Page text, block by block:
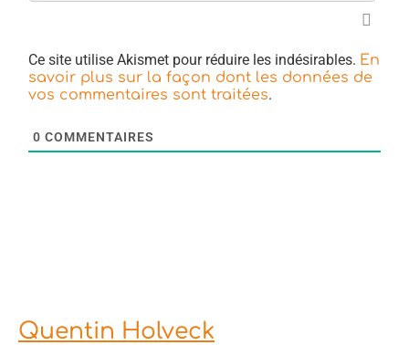
Ce site utilise Akismet pour réduire les indésirables. En
savoir plus sur la façon dont les données de
vos commentaires sont traitées.
0 COMMENTAIRES
Quentin Holveck